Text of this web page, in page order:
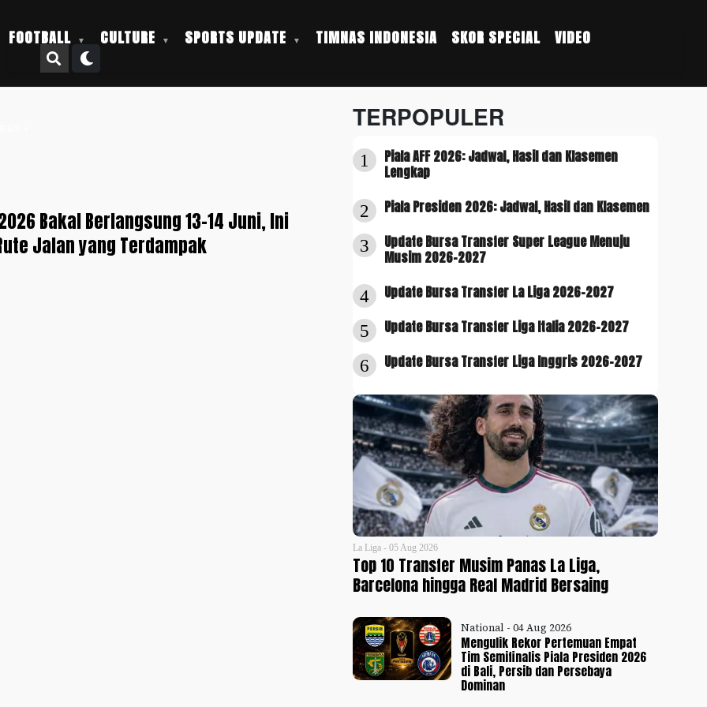
FOOTBALL CULTURE SPORTS UPDATE TIMNAS INDONESIA SKOR SPECIAL VIDEO
Bakal Berlangsung 13-14 Juni, Ini
Jalan yang Terdampak
TERPOPULER
1
Piala AFF 2026: Jadwal, Hasil dan Klasemen
Lengkap
2 Piala Presiden 2026: Jadwal, Hasil dan Klasemen
3
Update Bursa Transfer Super League Menuju
Musim 2026-2027
4 Update Bursa Transfer La Liga 2026-2027
5 Update Bursa Transfer Liga Italia 2026-2027
6 Update Bursa Transfer Liga Inggris 2026-2027
La Liga - 05 Aug 2026
Top 10 Transfer Musim Panas La Liga,
Barcelona hingga Real Madrid Bersaing
National - 04 Aug 2026
Mengulik Rekor Pertemuan Empat
Tim Semifinalis Piala Presiden 2026
di Bali, Persib dan Persebaya
Dominan